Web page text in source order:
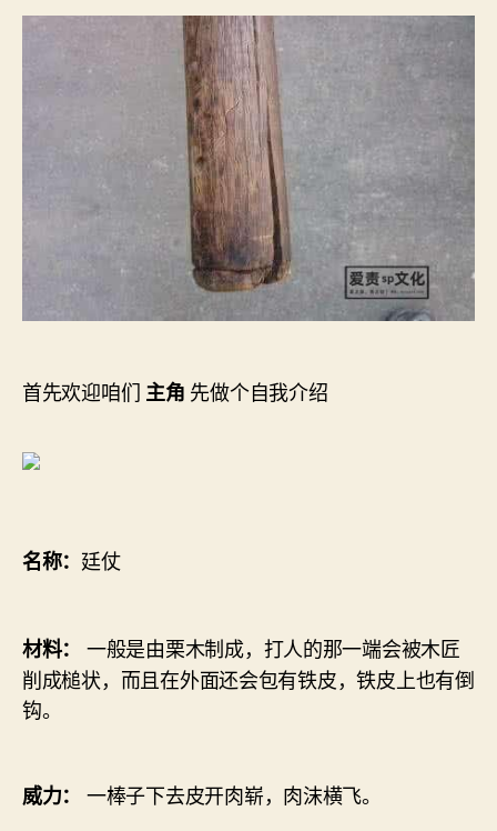
者
期
首先欢迎咱们 主角 先做个自我介绍
名称：廷仗
材料：
一般是由栗木制成，打人的那一端会被木匠
削成槌状，而且在外面还会包有铁皮，铁皮上也有倒
钩。
威力： 一棒子下去皮开肉崭，肉沫横飞。